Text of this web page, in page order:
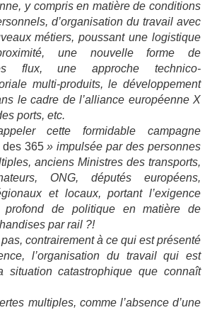
y compris en matière de conditions
d’organisation du travail avec
métiers, poussant une logistique
une nouvelle forme de
flux, une approche technico-
multi-produits, le développement
le cadre de l’alliance européenne X
ports, etc.
cette formidable campagne
des 365 » impulsée par des personnes
anciens Ministres des transports,
ONG, députés européens,
et locaux, portant l’exigence
profond de politique en matière de
par rail ?!
pas, contrairement à ce qui est présenté
l’organisation du travail qui est
situation catastrophique que connaît
multiples, comme l’absence d’une